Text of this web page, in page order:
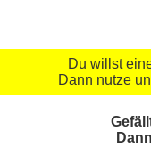
Du willst
Dann nutze